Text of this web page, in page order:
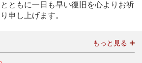
ともに一日も早い復旧を心よりお祈
り申し上げます。
もっと見る